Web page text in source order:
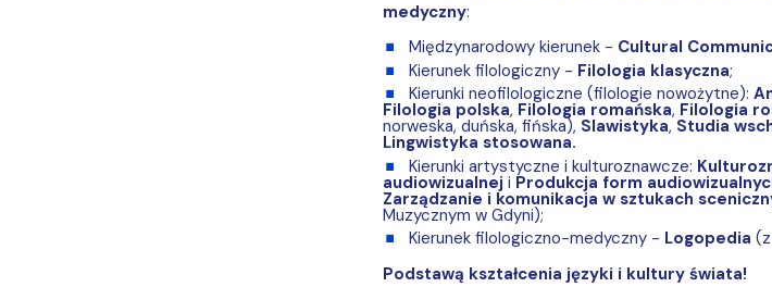
medyczny:
Międzynarodowy kierunek - Cultural
Kierunek filologiczny - Filologia klasyczna;
Kierunki neofilologiczne (filologie nowożytne):
Filologia polska, Filologia romańska, Filologia
norweska, duńska, fińska), Slawistyka, Studia
Lingwistyka stosowana.
Kierunki artystyczne i kulturoznawcze:
audiowizualnej i Produkcja form
Zarządzanie i komunikacja w sztukach
Muzycznym w Gdyni);
Kierunek filologiczno-medyczny - Logopedia
Podstawą kształcenia języki i kultury świata!